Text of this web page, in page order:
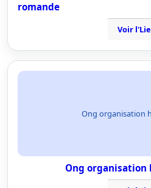
romande
Voir
Ong organisation
Ong